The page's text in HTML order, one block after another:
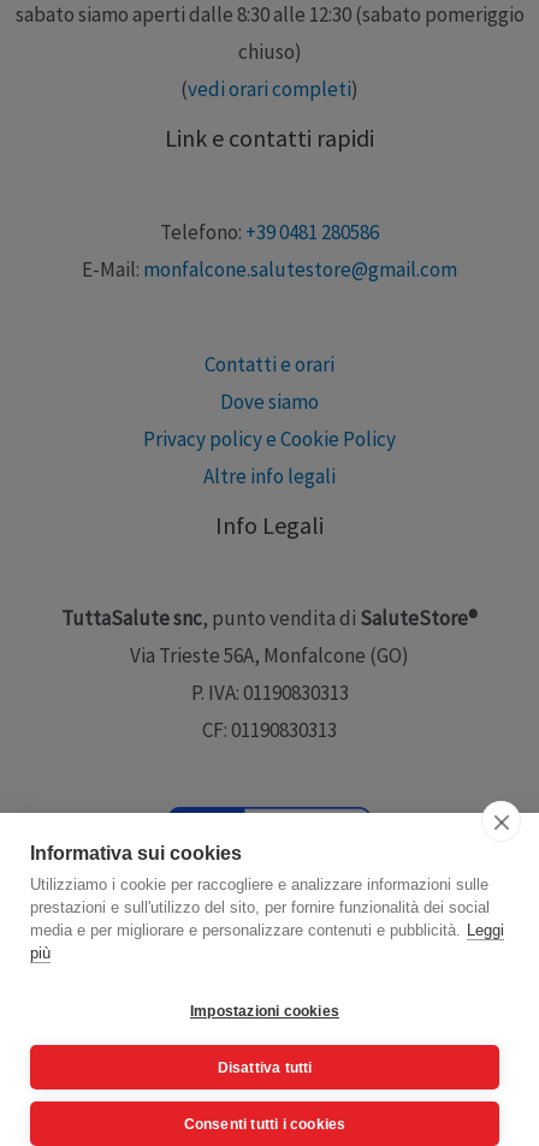
sabato siamo aperti dalle 8:30 alle 12:30 (sabato pomeriggio
chiuso)
(vedi orari completi)
Link e contatti rapidi
Telefono: +39 0481 280586
E-Mail: monfalcone.salutestore@gmail.com
Contatti e orari
Dove siamo
Privacy policy e Cookie Policy
Altre info legali
Info Legali
TuttaSalute snc, punto vendita di SaluteStore®
Via Trieste 56A, Monfalcone (GO)
P. IVA: 01190830313
CF: 01190830313
Scopri di più
Copyright © 2026 | Powered bywww.emanuelelena.itusing
Tema WordPress Astra
Informativa sui cookies
Utilizziamo i cookie per raccogliere e analizzare informazioni sulle
prestazioni e sull'utilizzo del sito, per fornire funzionalità dei social
media e per migliorare e personalizzare contenuti e pubblicità. Leggi
più
Impostazioni cookies
Disattiva tutti
Consenti tutti i cookies